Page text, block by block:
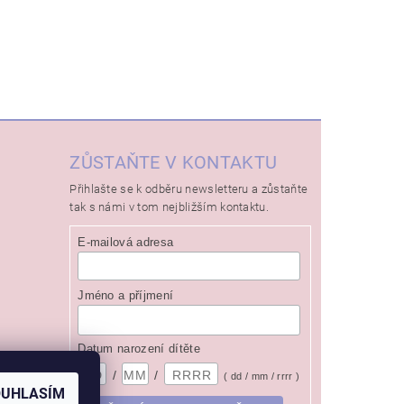
ZŮSTAŇTE V KONTAKTU
Přihlašte se k odběru newsletteru a zůstaňte
tak s námi v tom nejbližším kontaktu.
E-mailová adresa
Jméno a příjmení
Datum narození dítěte
/ / ( dd / mm / rrrr )